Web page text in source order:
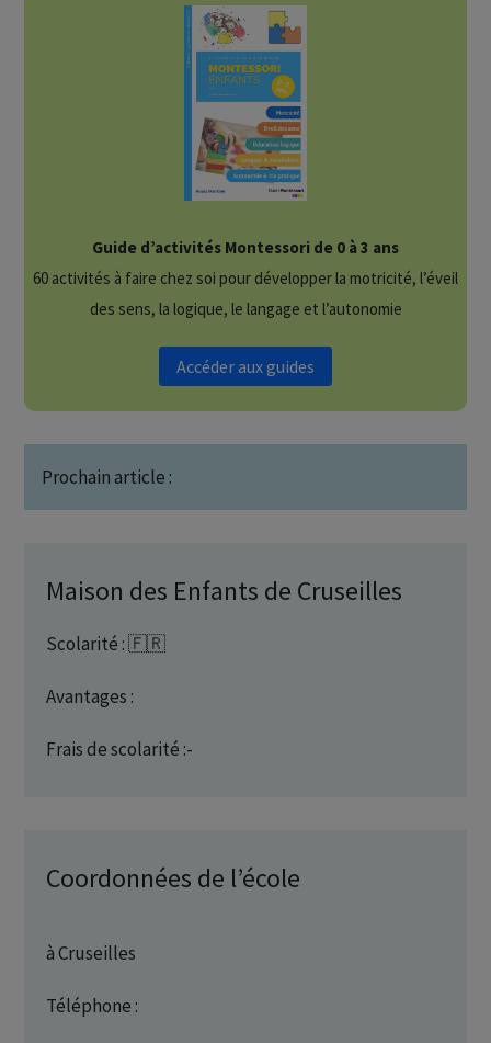
Guide d’activités Montessori de 0 à 3 ans
60 activités à faire chez soi pour développer la motricité, l’éveil
des sens, la logique, le langage et l’autonomie
Accéder aux guides
Prochain article :
Maison des Enfants de Cruseilles
Scolarité : 🇫🇷
Avantages :
Frais de scolarité :-
Coordonnées de l’école
à Cruseilles
Téléphone :